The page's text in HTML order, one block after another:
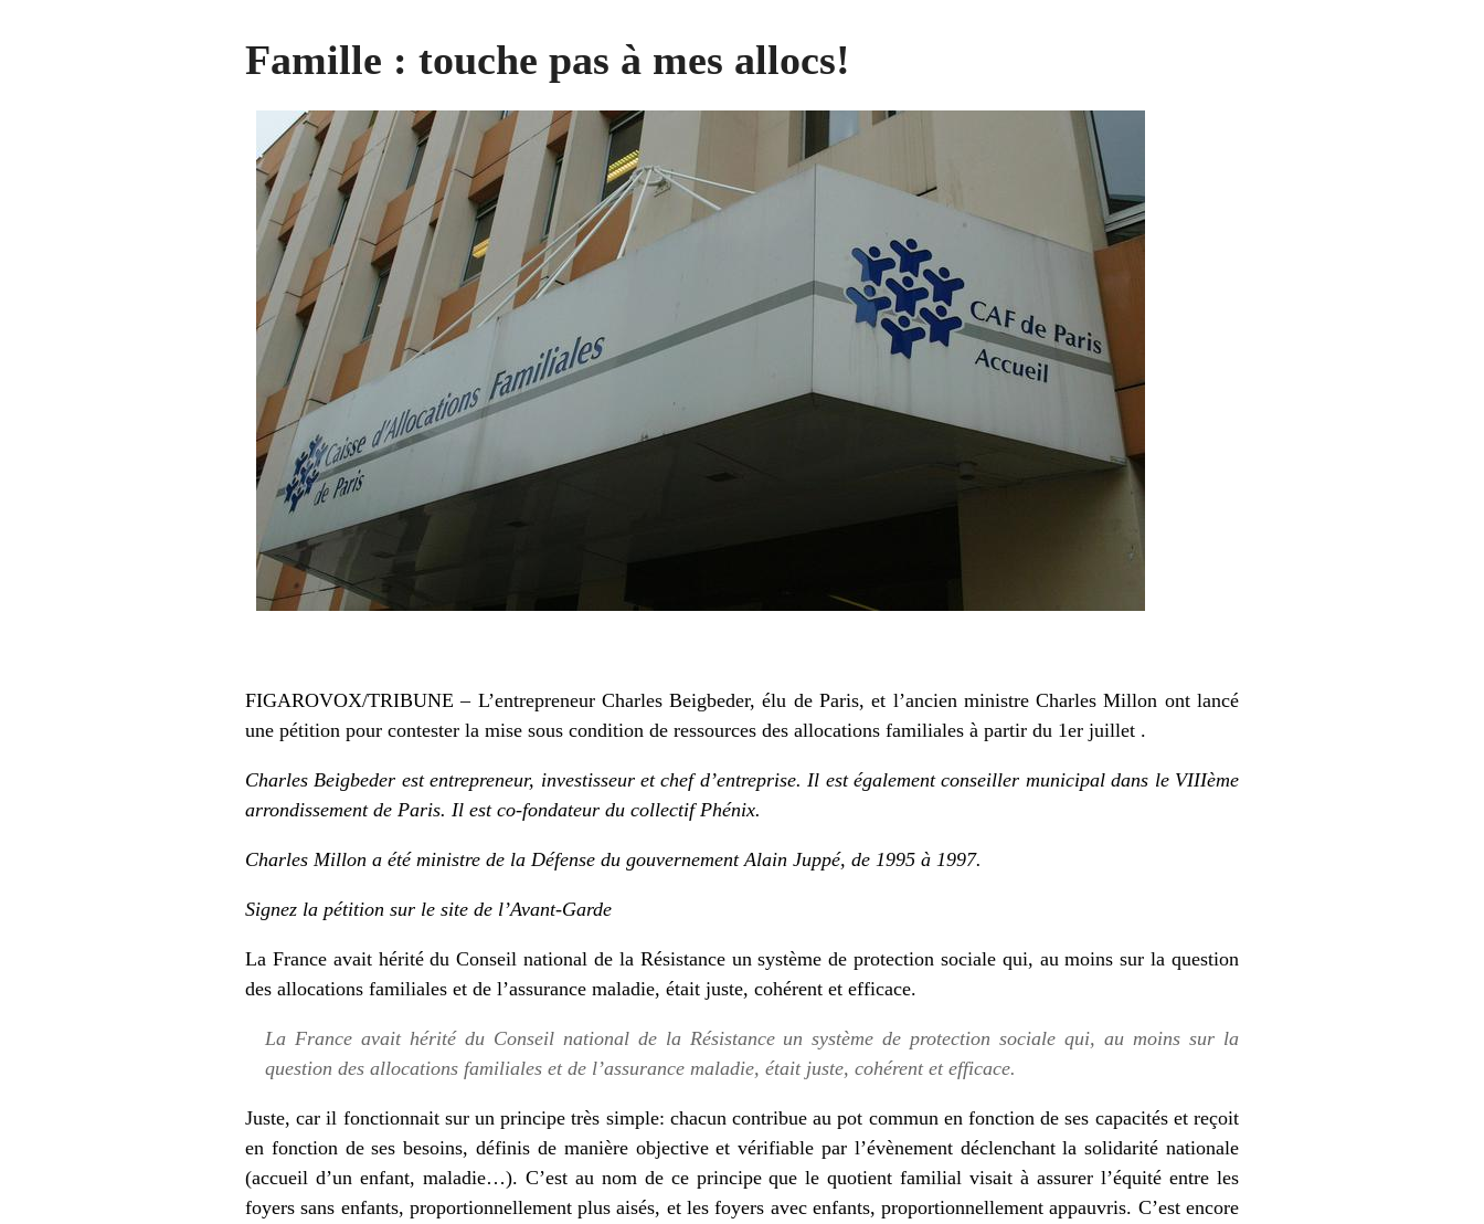
Famille : touche pas à mes allocs!
FIGAROVOX/TRIBUNE – L’entrepreneur Charles Beigbeder, élu de Paris, et l’ancien ministre Charles Millon ont lancé
une pétition pour contester la mise sous condition de ressources des allocations familiales à partir du 1er juillet .
Charles Beigbeder est entrepreneur, investisseur et chef d’entreprise. Il est également conseiller municipal dans le VIIIème
arrondissement de Paris. Il est co-fondateur du collectif Phénix.
Charles Millon a été ministre de la Défense du gouvernement Alain Juppé, de 1995 à 1997.
Signez la pétition sur le site de l’Avant-Garde
La France avait hérité du Conseil national de la Résistance un système de protection sociale qui, au moins sur la question
des allocations familiales et de l’assurance maladie, était juste, cohérent et efficace.
La France avait hérité du Conseil national de la Résistance un système de protection sociale qui, au moins sur la
question des allocations familiales et de l’assurance maladie, était juste, cohérent et efficace.
Juste, car il fonctionnait sur un principe très simple: chacun contribue au pot commun en fonction de ses capacités et reçoit
en fonction de ses besoins, définis de manière objective et vérifiable par l’évènement déclenchant la solidarité nationale
(accueil d’un enfant, maladie…). C’est au nom de ce principe que le quotient familial visait à assurer l’équité entre les
foyers sans enfants, proportionnellement plus aisés, et les foyers avec enfants, proportionnellement appauvris. C’est encore